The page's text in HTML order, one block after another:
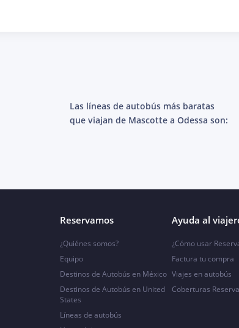
Las líneas de autobús más baratas
que viajan de Mascotte a Odessa son:
Reservamos
¿Quiénes somos?
Equipo
Destinos de Autobús en México
Destinos de Autobús en United
States
Líneas de autobús
Ayuda al
¿Cómo usar
Factura tu compra
Viajes en autobús
Coberturas